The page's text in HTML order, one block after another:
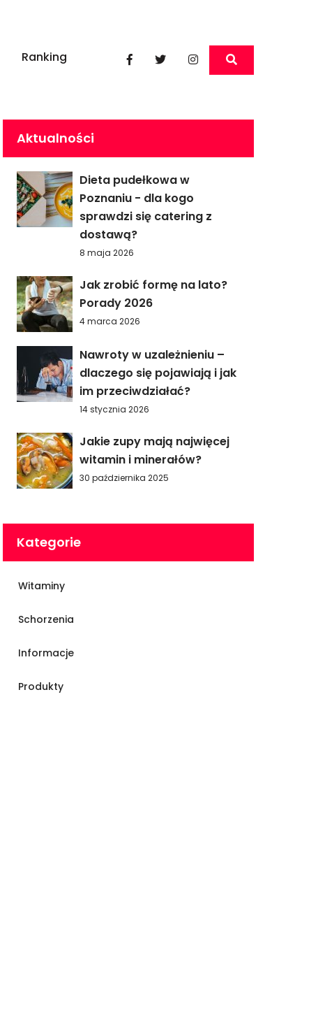
Ranking
Aktualności
Dieta pudełkowa w
Poznaniu - dla kogo
sprawdzi się catering z
dostawą?
8 maja 2026
Jak zrobić formę na lato?
Porady 2026
4 marca 2026
Nawroty w uzależnieniu –
dlaczego się pojawiają i jak
im przeciwdziałać?
14 stycznia 2026
Jakie zupy mają najwięcej
witamin i minerałów?
30 października 2025
Kategorie
Witaminy
Schorzenia
Informacje
Produkty